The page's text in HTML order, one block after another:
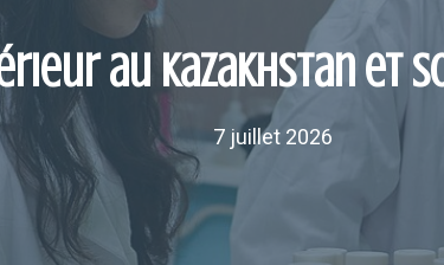
au Kazakhstan et
7 juillet 2026